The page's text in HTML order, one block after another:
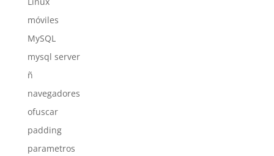
móviles
MySQL
mysql server
ñ
navegadores
ofuscar
padding
parametros